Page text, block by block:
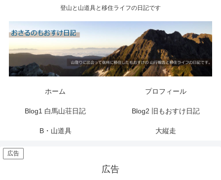
登山と山道具と移住ライフの日記です
ホーム プロフィール
Blog1 白馬山荘日記 Blog2 旧もおすけ日記
B・山道具 大縦走
広告
広告